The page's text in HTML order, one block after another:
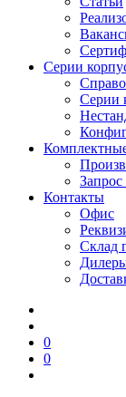
Серии
Серии
Контакты
Офис
Склад
0
0